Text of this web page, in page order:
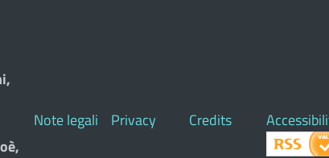
Note legali Privacy Credits